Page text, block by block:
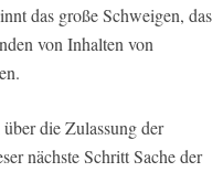
das große Schweigen, das
von Inhalten von
die Zulassung der
nächste Schritt Sache der